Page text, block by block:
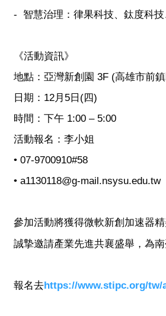
- 智慧治理：律果科技、鈦度科技
《活動資訊》
地點：亞灣新創園 3F (高雄市前
日期：12月5日(四)
時間：下午 1:00 – 5:00
活動報名：李小姐
• 07-9700910#58
• a1130118@g-mail.nsysu.edu.tw
參加活動將獲得微軟新創加速器精
誠摯邀請產業先進共襄盛舉，為
報名去https://www.stipc.org/tw/